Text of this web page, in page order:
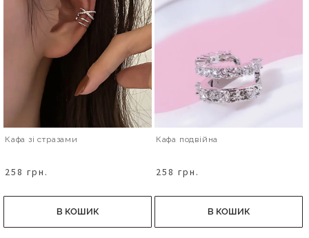
Кафа зі стразами
258 грн.
В КОШИК
Кафа подвійна
258 грн.
В КОШИК